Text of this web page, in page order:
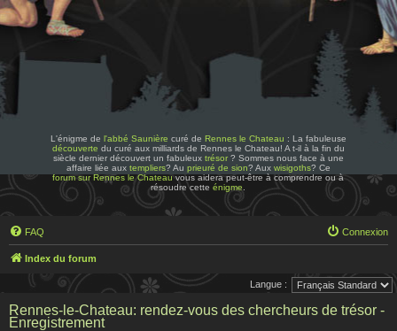
L'énigme de l'abbé Saunière curé de Rennes le Chateau : La fabuleuse
découverte du curé aux milliards de Rennes le Chateau! A t-il à la fin du
siècle dernier découvert un fabuleux trésor? Sommes nous face à une
affaire liée aux templiers? Au prieuré de sion? Aux wisigoths? Ce
forum sur Rennes le Chateauvous aidera peut-être à comprendre ou à
résoudre cetteénigme
FAQ Connexion
Index du forum
Langue :
Rennes-le-Chateau: rendez-vous des chercheurs de trésor -
Enregistrement